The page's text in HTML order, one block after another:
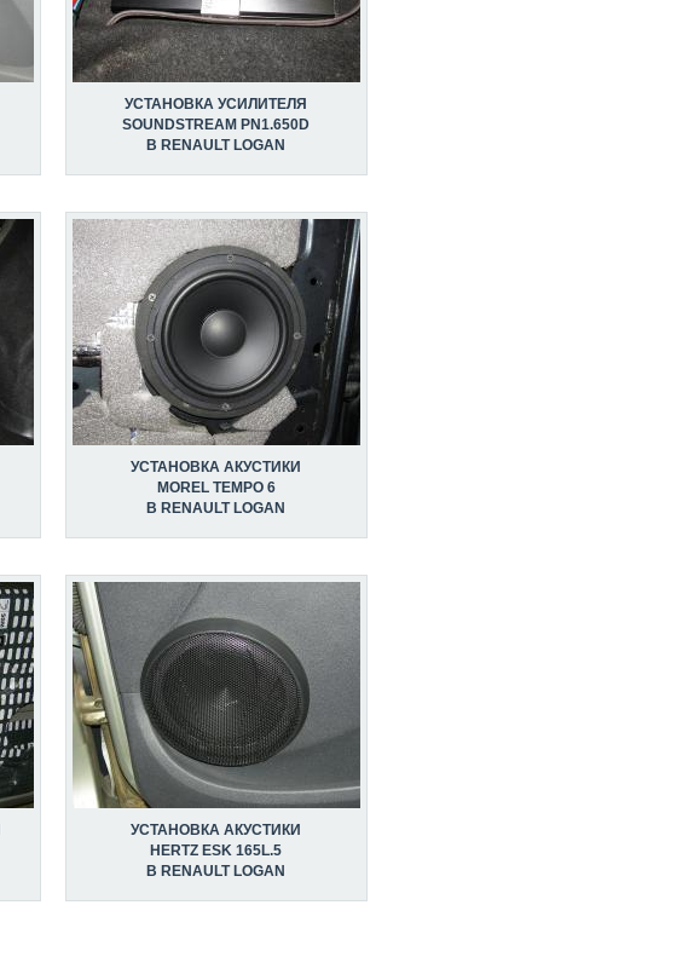
УСТАНОВКА УСИЛИТЕЛЯ
SOUNDSTREAM PN1.650D
В RENAULT LOGAN
УСТАНОВКА АКУСТИКИ
MOREL TEMPO 6
В RENAULT LOGAN
УСТАНОВКА АКУСТИКИ
HERTZ ESK 165L.5
В RENAULT LOGAN